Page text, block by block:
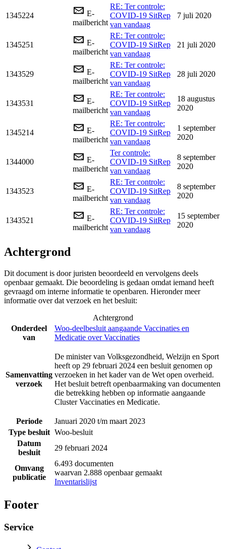
1345224
E-
mailbericht
RE: Ter controle:
COVID-19 SitRep
van vandaag
7 juli 2020
1345251
E-
mailbericht
RE: Ter controle:
COVID-19 SitRep
van vandaag
21 juli 2020
1343529
E-
mailbericht
RE: Ter controle:
COVID-19 SitRep
van vandaag
28 juli 2020
1343531
E-
mailbericht
RE: Ter controle:
COVID-19 SitRep
van vandaag
18 augustus
2020
1345214
E-
mailbericht
RE: Ter controle:
COVID-19 SitRep
van vandaag
1 september
2020
1344000
E-
mailbericht
Ter controle:
COVID-19 SitRep
van vandaag
8 september
2020
1343523
E-
mailbericht
RE: Ter controle:
COVID-19 SitRep
van vandaag
8 september
2020
1343521
E-
mailbericht
RE: Ter controle:
COVID-19 SitRep
van vandaag
15 september
2020
Achtergrond
Dit document is door juristen beoordeeld en vervolgens deels
openbaar gemaakt. Die beoordeling is gedaan omdat iemand heeft
gevraagd om interne informatie te openbaren. Hieronder meer
informatie over dat verzoek en het besluit:
Achtergrond
Onderdeel
van
Woo-deelbesluit aangaande Vaccinaties en
Medicatie over Vaccinaties
Samenvatting
verzoek
De minister van Volksgezondheid, Welzijn en Sport
heeft op 29 februari 2024 een besluit genomen op
verzoeken in het kader van de Wet open overheid.
Het besluit betreft openbaarmaking van documenten
die betrekking hebben op informatie aangaande
Cluster Vaccinaties en Medicatie.
Periode
Januari 2020 t/m maart 2023
Type besluit Woo-besluit
Datum
besluit
29 februari 2024
Omvang
publicatie
6.493 documenten
waarvan 2.888 openbaar gemaakt
Inventarislijst
Footer
Service